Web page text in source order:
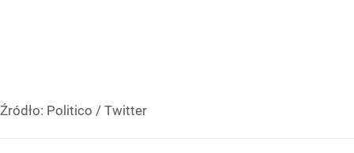
Źródło: Politico / Twitter